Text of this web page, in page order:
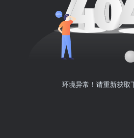
环境异常！请重新获取